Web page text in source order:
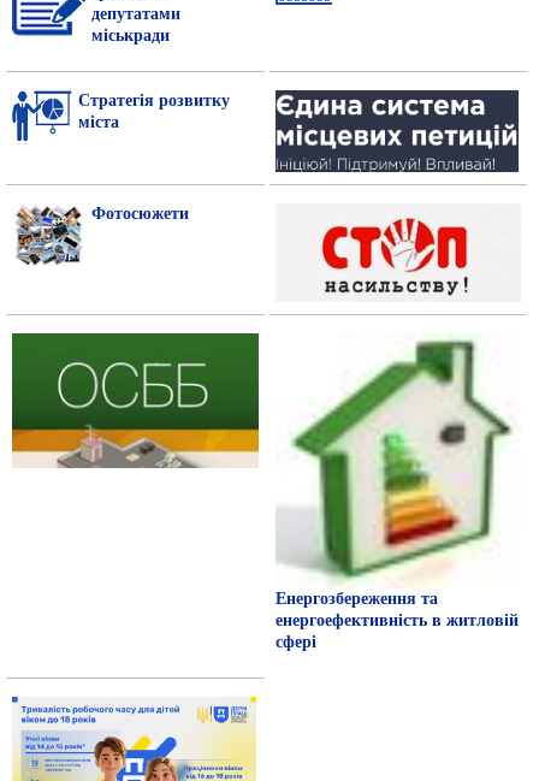
депутатами
міськради
Стратегія розвитку
міста
Фотосюжети
Енергозбереження та
енергоефективність в житловій
сфері